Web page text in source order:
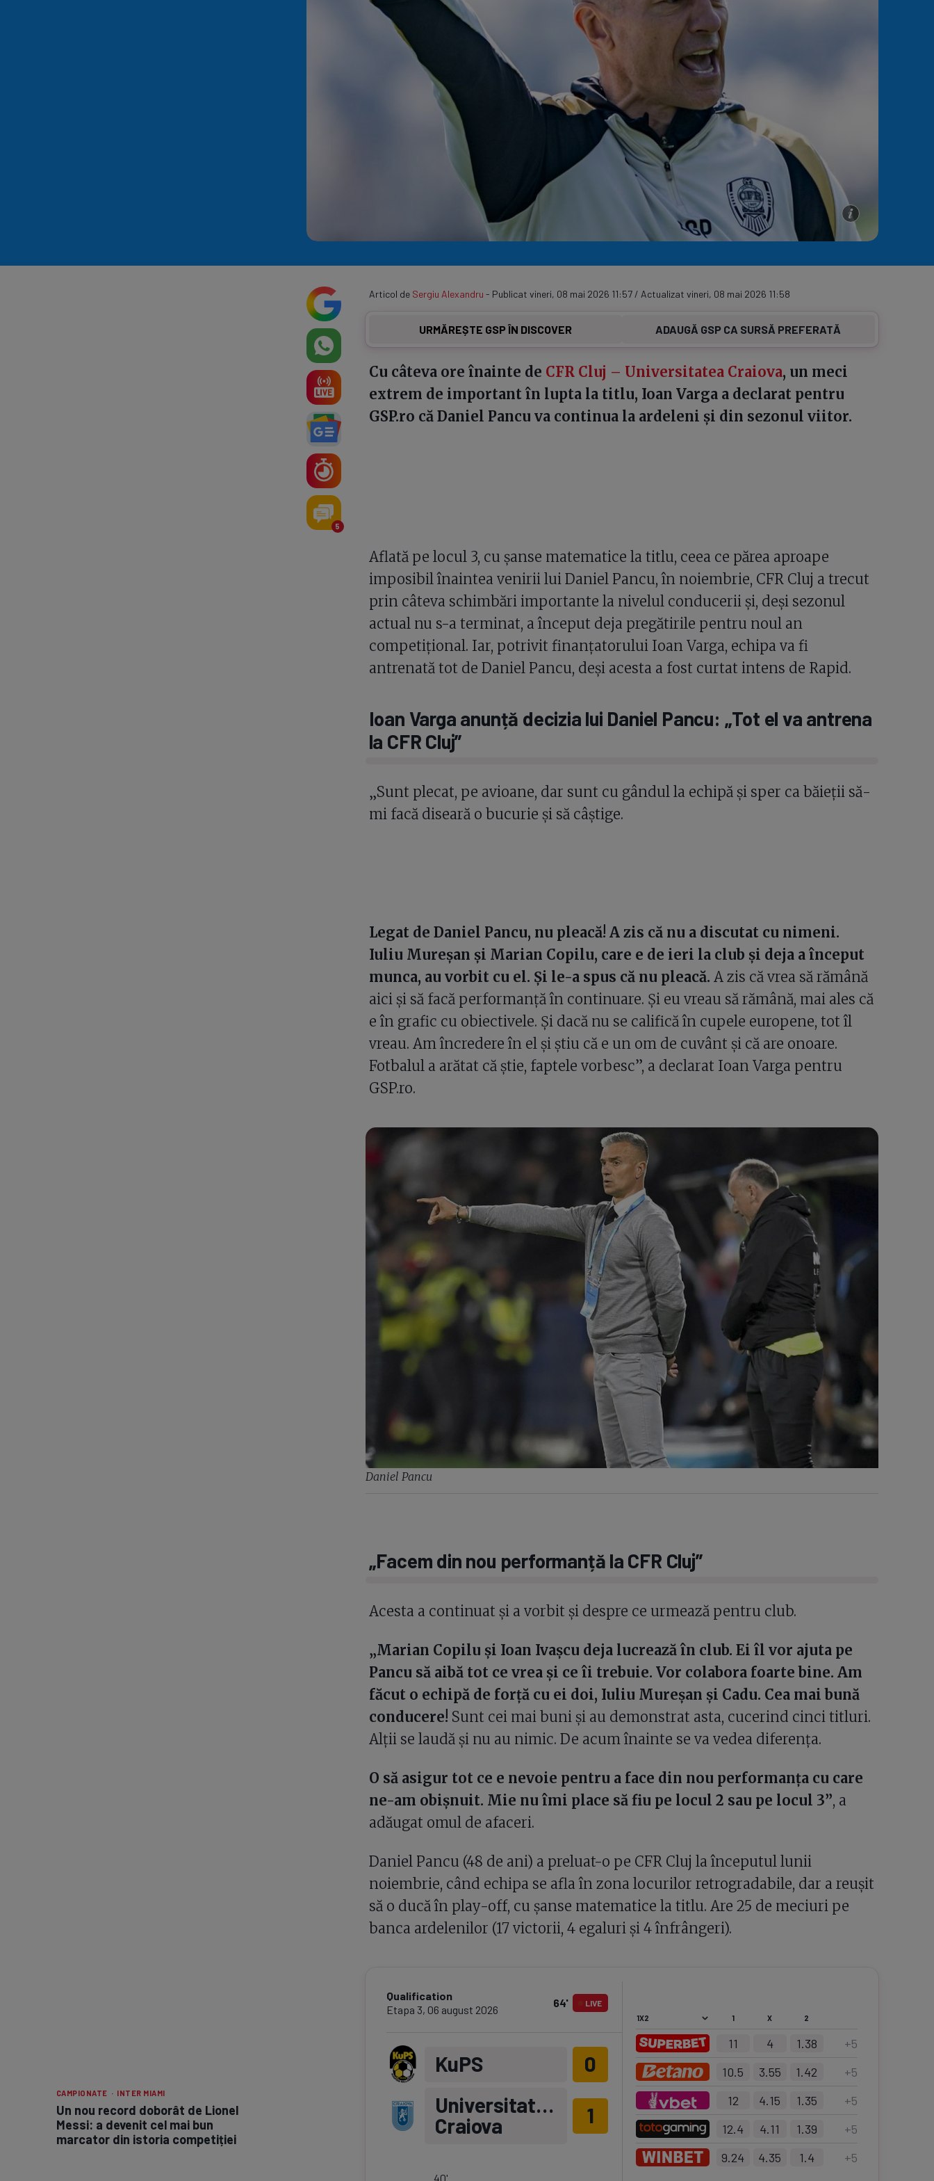
Serie A
Echipe Clasament
Program TV
CAMPIONATE · INTER MIAMI
Un nou record doborât de Lionel
Messi: a devenit cel mai bun
marcator din istoria competiției
5
Articol de Sergiu Alexandru - Publicat vineri, 08 mai 2026 11:57 / Actualizat vineri, 08 mai 2026 11:58
URMĂREȘTE GSP ÎN DISCOVER ADAUGĂ GSP CA SURSĂ PREFERATĂ
Cu câteva ore înainte de CFR Cluj – Universitatea Craiova, un meci
extrem de important în lupta la titlu, Ioan Varga a declarat pentru
GSP.ro că Daniel Pancu va continua la ardeleni și din sezonul viitor.
Aflată pe locul 3, cu șanse matematice la titlu, ceea ce părea aproape
imposibil înaintea venirii lui Daniel Pancu, în noiembrie, CFR Cluj a trecut
prin câteva schimbări importante la nivelul conducerii și, deși sezonul
actual nu s-a terminat, a început deja pregătirile pentru noul an
competițional. Iar, potrivit finanțatorului Ioan Varga, echipa va fi
antrenată tot de Daniel Pancu, deși acesta a fost curtat intens de Rapid.
Ioan Varga anunță decizia lui Daniel Pancu: „Tot el va antrena
la CFR Cluj”
„Sunt plecat, pe avioane, dar sunt cu gândul la echipă și sper ca băieții să-
mi facă diseară o bucurie și să câștige.
Legat de Daniel Pancu, nu pleacă! A zis că nu a discutat cu nimeni.
Iuliu Mureșan și Marian Copilu, care e de ieri la club și deja a început
munca, au vorbit cu el. Și le-a spus că nu pleacă. A zis că vrea să rămână
aici și să facă performanță în continuare. Și eu vreau să rămână, mai ales că
e în grafic cu obiectivele. Și dacă nu se califică în cupele europene, tot îl
vreau. Am încredere în el și știu că e un om de cuvânt și că are onoare.
Fotbalul a arătat că știe, faptele vorbesc”, a declarat Ioan Varga pentru
GSP.ro.
Daniel Pancu
„Facem din nou performanță la CFR Cluj”
Acesta a continuat și a vorbit și despre ce urmează pentru club.
„Marian Copilu și Ioan Ivașcu deja lucrează în club. Ei îl vor ajuta pe
Pancu să aibă tot ce vrea și ce îi trebuie. Vor colabora foarte bine. Am
făcut o echipă de forță cu ei doi, Iuliu Mureșan și Cadu. Cea mai bună
conducere! Sunt cei mai buni și au demonstrat asta, cucerind cinci titluri.
Alții se laudă și nu au nimic. De acum înainte se va vedea diferența.
O să asigur tot ce e nevoie pentru a face din nou performanța cu care
ne-am obișnuit. Mie nu îmi place să fiu pe locul 2 sau pe locul 3”, a
adăugat omul de afaceri.
Daniel Pancu (48 de ani) a preluat-o pe CFR Cluj la începutul lunii
noiembrie, când echipa se afla în zona locurilor retrogradabile, dar a reușit
să o ducă în play-off, cu șanse matematice la titlu. Are 25 de meciuri pe
banca ardelenilor (17 victorii, 4 egaluri și 4 înfrângeri).
Qualification
Etapa 3, 06 august 2026
64' LIVE
KuPS
0
Universitatea
Craiova
1
40'
1 X 2
11 4 1.38 +5
10.5
3.55 1.42 +5
12
4.15 1.35 +5
12.4
4.11 1.39 +5
9.24
4.35 1.4 +5